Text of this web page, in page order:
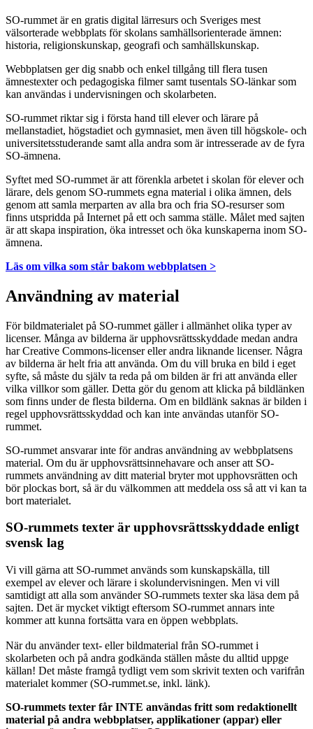
SO-rummet är en gratis digital lärresurs och Sveriges mest
välsorterade webbplats för skolans samhällsorienterade ämnen:
historia, religionskunskap, geografi och samhällskunskap.
Webbplatsen ger dig snabb och enkel tillgång till flera tusen
ämnestexter och pedagogiska filmer samt tusentals SO-länkar som
kan användas i undervisningen och skolarbeten.
SO-rummet riktar sig i första hand till elever och lärare på
mellanstadiet, högstadiet och gymnasiet, men även till högskole- och
universitetsstuderande samt alla andra som är intresserade av de fyra
SO-ämnena.
Syftet med SO-rummet är att förenkla arbetet i skolan för elever och
lärare, dels genom SO-rummets egna material i olika ämnen, dels
genom att samla merparten av alla bra och fria SO-resurser som
finns utspridda på Internet på ett och samma ställe. Målet med sajten
är att skapa inspiration, öka intresset och öka kunskaperna inom SO-
ämnena.
Läs om vilka som står bakom webbplatsen >
Användning av material
För bildmaterialet på SO-rummet gäller i allmänhet olika typer av
licenser. Många av bilderna är upphovsrättsskyddade medan andra
har Creative Commons-licenser eller andra liknande licenser. Några
av bilderna är helt fria att använda. Om du vill bruka en bild i eget
syfte, så måste du själv ta reda på om bilden är fri att använda eller
vilka villkor som gäller. Detta gör du genom att klicka på bildlänken
som finns under de flesta bilderna. Om en bildlänk saknas är bilden i
regel upphovsrättsskyddad och kan inte användas utanför SO-
rummet.
SO-rummet ansvarar inte för andras användning av webbplatsens
material. Om du är upphovsrättsinnehavare och anser att SO-
rummets användning av ditt material bryter mot upphovsrätten och
bör plockas bort, så är du välkommen att meddela oss så att vi kan ta
bort materialet.
SO-rummets texter är upphovsrättsskyddade enligt
svensk lag
Vi vill gärna att SO-rummet används som kunskapskälla, till
exempel av elever och lärare i skolundervisningen. Men vi vill
samtidigt att alla som använder SO-rummets texter ska läsa dem på
sajten. Det är mycket viktigt eftersom SO-rummet annars inte
kommer att kunna fortsätta vara en öppen webbplats.
När du använder text- eller bildmaterial från SO-rummet i
skolarbeten och på andra godkända ställen måste du alltid uppge
källan! Det måste framgå tydligt vem som skrivit texten och varifrån
materialet kommer (SO-rummet.se, inkl. länk).
SO-rummets texter får INTE användas fritt som redaktionellt
material på andra webbplatser, applikationer (appar) eller